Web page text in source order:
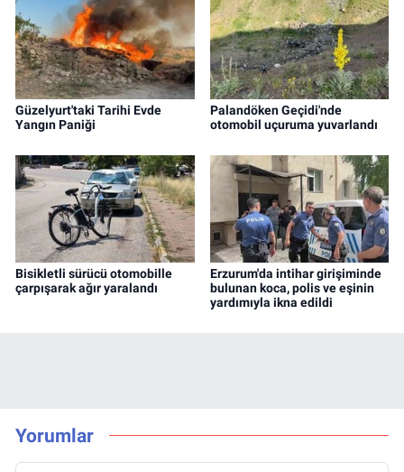
Güzelyurt'taki Tarihi Evde
Yangın Paniği
Palandöken Geçidi'nde
otomobil uçuruma yuvarlandı
Bisikletli sürücü otomobille
çarpışarak ağır yaralandı
Erzurum'da intihar girişiminde
bulunan koca, polis ve eşinin
yardımıyla ikna edildi
Yorumlar